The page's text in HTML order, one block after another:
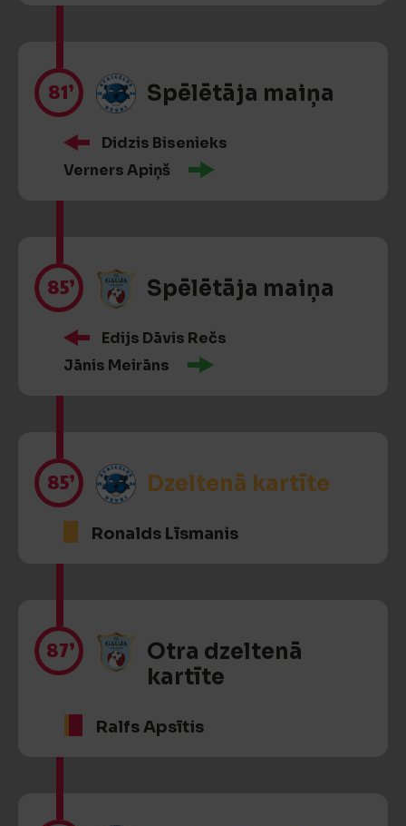
81’ Spēlētāja maiņa
Didzis Bisenieks
Verners Apiņš
85’ Spēlētāja maiņa
Edijs Dāvis Rečs
Jānis Meirāns
85’ Dzeltenā kartīte
Ronalds Līsmanis
87’
Otra dzeltenā
kartīte
Ralfs Apsītis